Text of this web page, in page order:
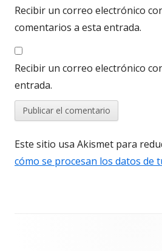
Recibir un correo electrónico
comentarios a esta entrada.
Recibir un correo electrónico
entrada.
Este sitio usa Akismet para
cómo se procesan los datos de